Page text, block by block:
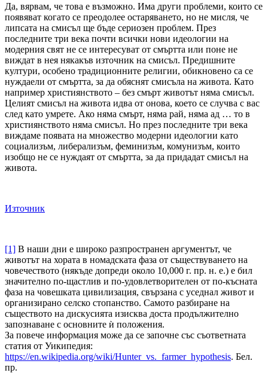
Да, вярвам, че това е възможно. Има други проблеми, които се
появяват когато се преодолее остаряването, но не мисля, че
липсата на смисъл ще бъде сериозен проблем. През
последните три века почти всички нови идеологии на
модерния свят не се интересуват от смъртта или поне не
виждат в нея някакъв източник на смисъл. Предишните
култури, особено традиционните религии, обикновено са се
нуждаели от смъртта, за да обяснят смисъла на живота. Като
например християнството – без смърт животът няма смисъл.
Целият смисъл на живота идва от онова, което се случва с вас
след като умрете. Ако няма смърт, няма рай, няма ад … то в
християнството няма смисъл. Но през последните три века
виждаме появата на множество модерни идеологии като
социализъм, либерализъм, феминизъм, комунизъм, които
изобщо не се нуждаят от смъртта, за да придадат смисъл на
живота.
Източник
[1] В наши дни е широко разпространен аргументът, че
животът на хората в номадската фаза от съществуването на
човечеството (някъде допреди около 10,000 г. пр. н. е.) е бил
значително по-щастлив и по-удовлетворителен от по-късната
фаза на човешката цивилизация, свързана с уседнал живот и
организирано селско стопанство. Самото разбиране на
съществото на дискусията изисква доста продължително
запознаване с основните ѝ положения.
За повече информация може да се започне със съответната
статия от Уикипедия:
https://en.wikipedia.org/wiki/Hunter_vs._farmer_hypothesis. Бел.
пр.